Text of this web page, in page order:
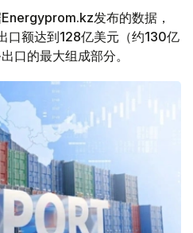
Energyprom.kz发布的数据，
口额达到128亿美元（约130亿
口的最大组成部分。